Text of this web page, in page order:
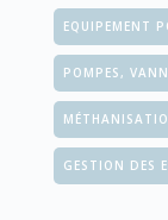
EQUIPEMENT
POMPES,
GESTION DES